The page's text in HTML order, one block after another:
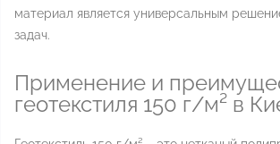
материал является универсальным
задач.
Применение и
геотекстиля 150 г/м² в